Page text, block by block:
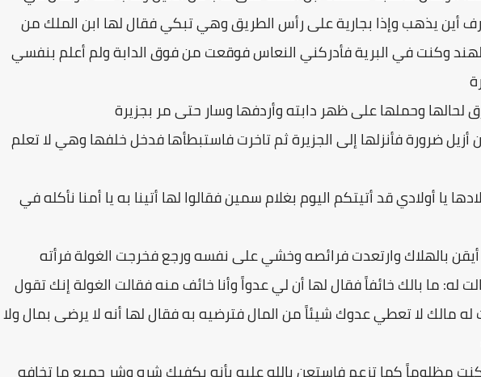
أين يذهب وإذا بجارية على رأس الطريق وهي تبكي فقال لها ابن الملك من
وكنت في البرية فأدركني النعاس فوقعت من فوق الدابة ولم أعلم بنفسي
لحالها وحملها على ظهر دابته وأردفها وسار حتى مر بجزيرة
أزيل ضرورة فأنزلها إلى الجزيرة ثم تاخرت فاستبطأها فدخل خلفها وهي لا تعلم
يا أولادي قد أتيتكم اليوم بغلام سمين فقالوا لها أتينا به يا أمنا نأكله في
بالهلاك وارتعدت فرائصه وخشي على نفسه ورجع فخرجت الغولة فرأته
له: ما بالك خائفاً فقال لها أن لي عدواً وأنا خائف منه فقالت الغولة إنك تقول
له مالك لا تعطي عدوك شيئاً من المال فترضيه به فقال لها أنه لا يرضى بمال ولا